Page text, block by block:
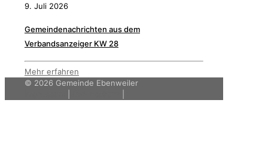
9. Juli 2026
Gemeindenachrichten aus dem
Verbandsanzeiger KW 28
Mehr erfahren
© 2026 Gemeinde Ebenweiler